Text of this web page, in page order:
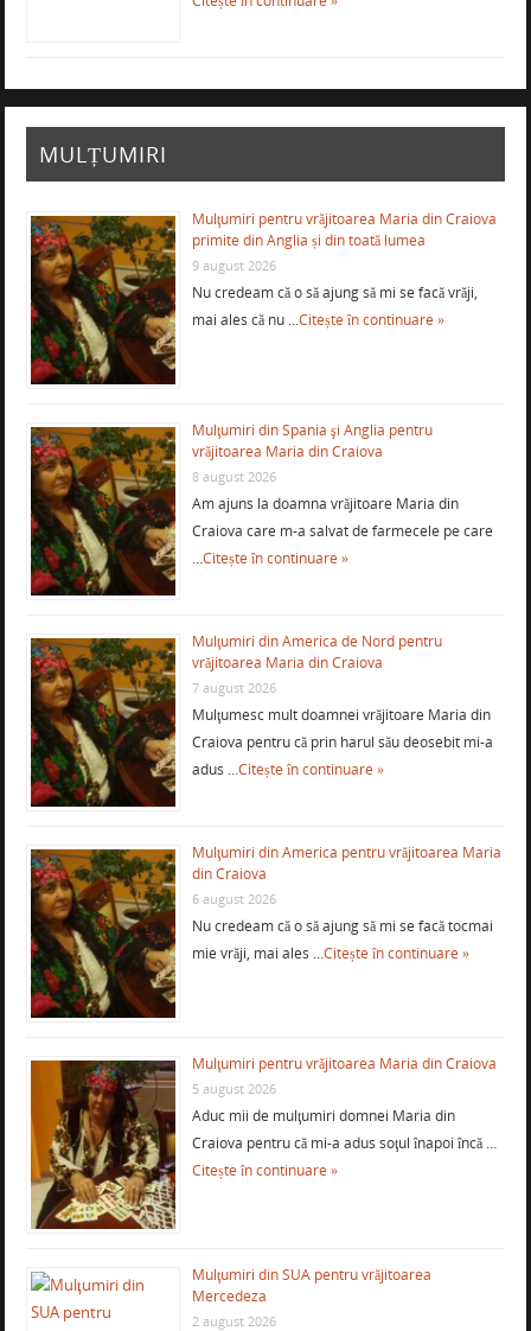
MULȚUMIRI
Mulţumiri pentru vrăjitoarea Maria din Craiova
primite din Anglia și din toată lumea
9 august 2026
Nu credeam că o să ajung să mi se facă vrăji,
mai ales că nu …Citește în continuare »
Mulţumiri din Spania şi Anglia pentru
vrăjitoarea Maria din Craiova
8 august 2026
Am ajuns la doamna vrăjitoare Maria din
Craiova care m-a salvat de farmecele pe care
…Citește în continuare »
Mulţumiri din America de Nord pentru
vrăjitoarea Maria din Craiova
7 august 2026
Mulţumesc mult doamnei vrăjitoare Maria din
Craiova pentru că prin harul său deosebit mi-a
adus …Citește în continuare »
Mulţumiri din America pentru vrăjitoarea Maria
din Craiova
6 august 2026
Nu credeam că o să ajung să mi se facă tocmai
mie vrăji, mai ales …Citește în continuare »
Mulţumiri pentru vrăjitoarea Maria din Craiova
5 august 2026
Aduc mii de mulţumiri domnei Maria din
Craiova pentru că mi-a adus soţul înapoi încă …
Citește în continuare »
Mulţumiri din SUA pentru vrăjitoarea
Mercedeza
2 august 2026